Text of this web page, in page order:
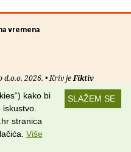
vremena
2026. • Kriv jeFiktiv
RSS kanali
na:
SLAŽEM SE
kako bi
stranica
Više